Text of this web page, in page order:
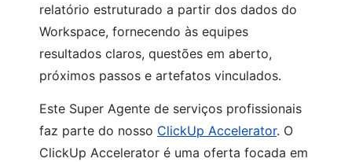
relatório estruturado a partir dos dados do
Workspace, fornecendo às equipes
resultados claros, questões em aberto,
próximos passos e artefatos vinculados.
Este Super Agente de serviços profissionais
faz parte do nosso ClickUp Accelerator. O
ClickUp Accelerator é uma oferta focada em